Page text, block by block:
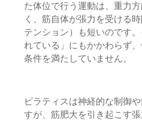
た体位で行う運動は、重力
く、筋自体が張力を受ける
テンション）も短いのです
れている」にもかかわらず
条件を満たしていません。
ピラティスは神経的な制御
すが、筋肥大を引き起こす